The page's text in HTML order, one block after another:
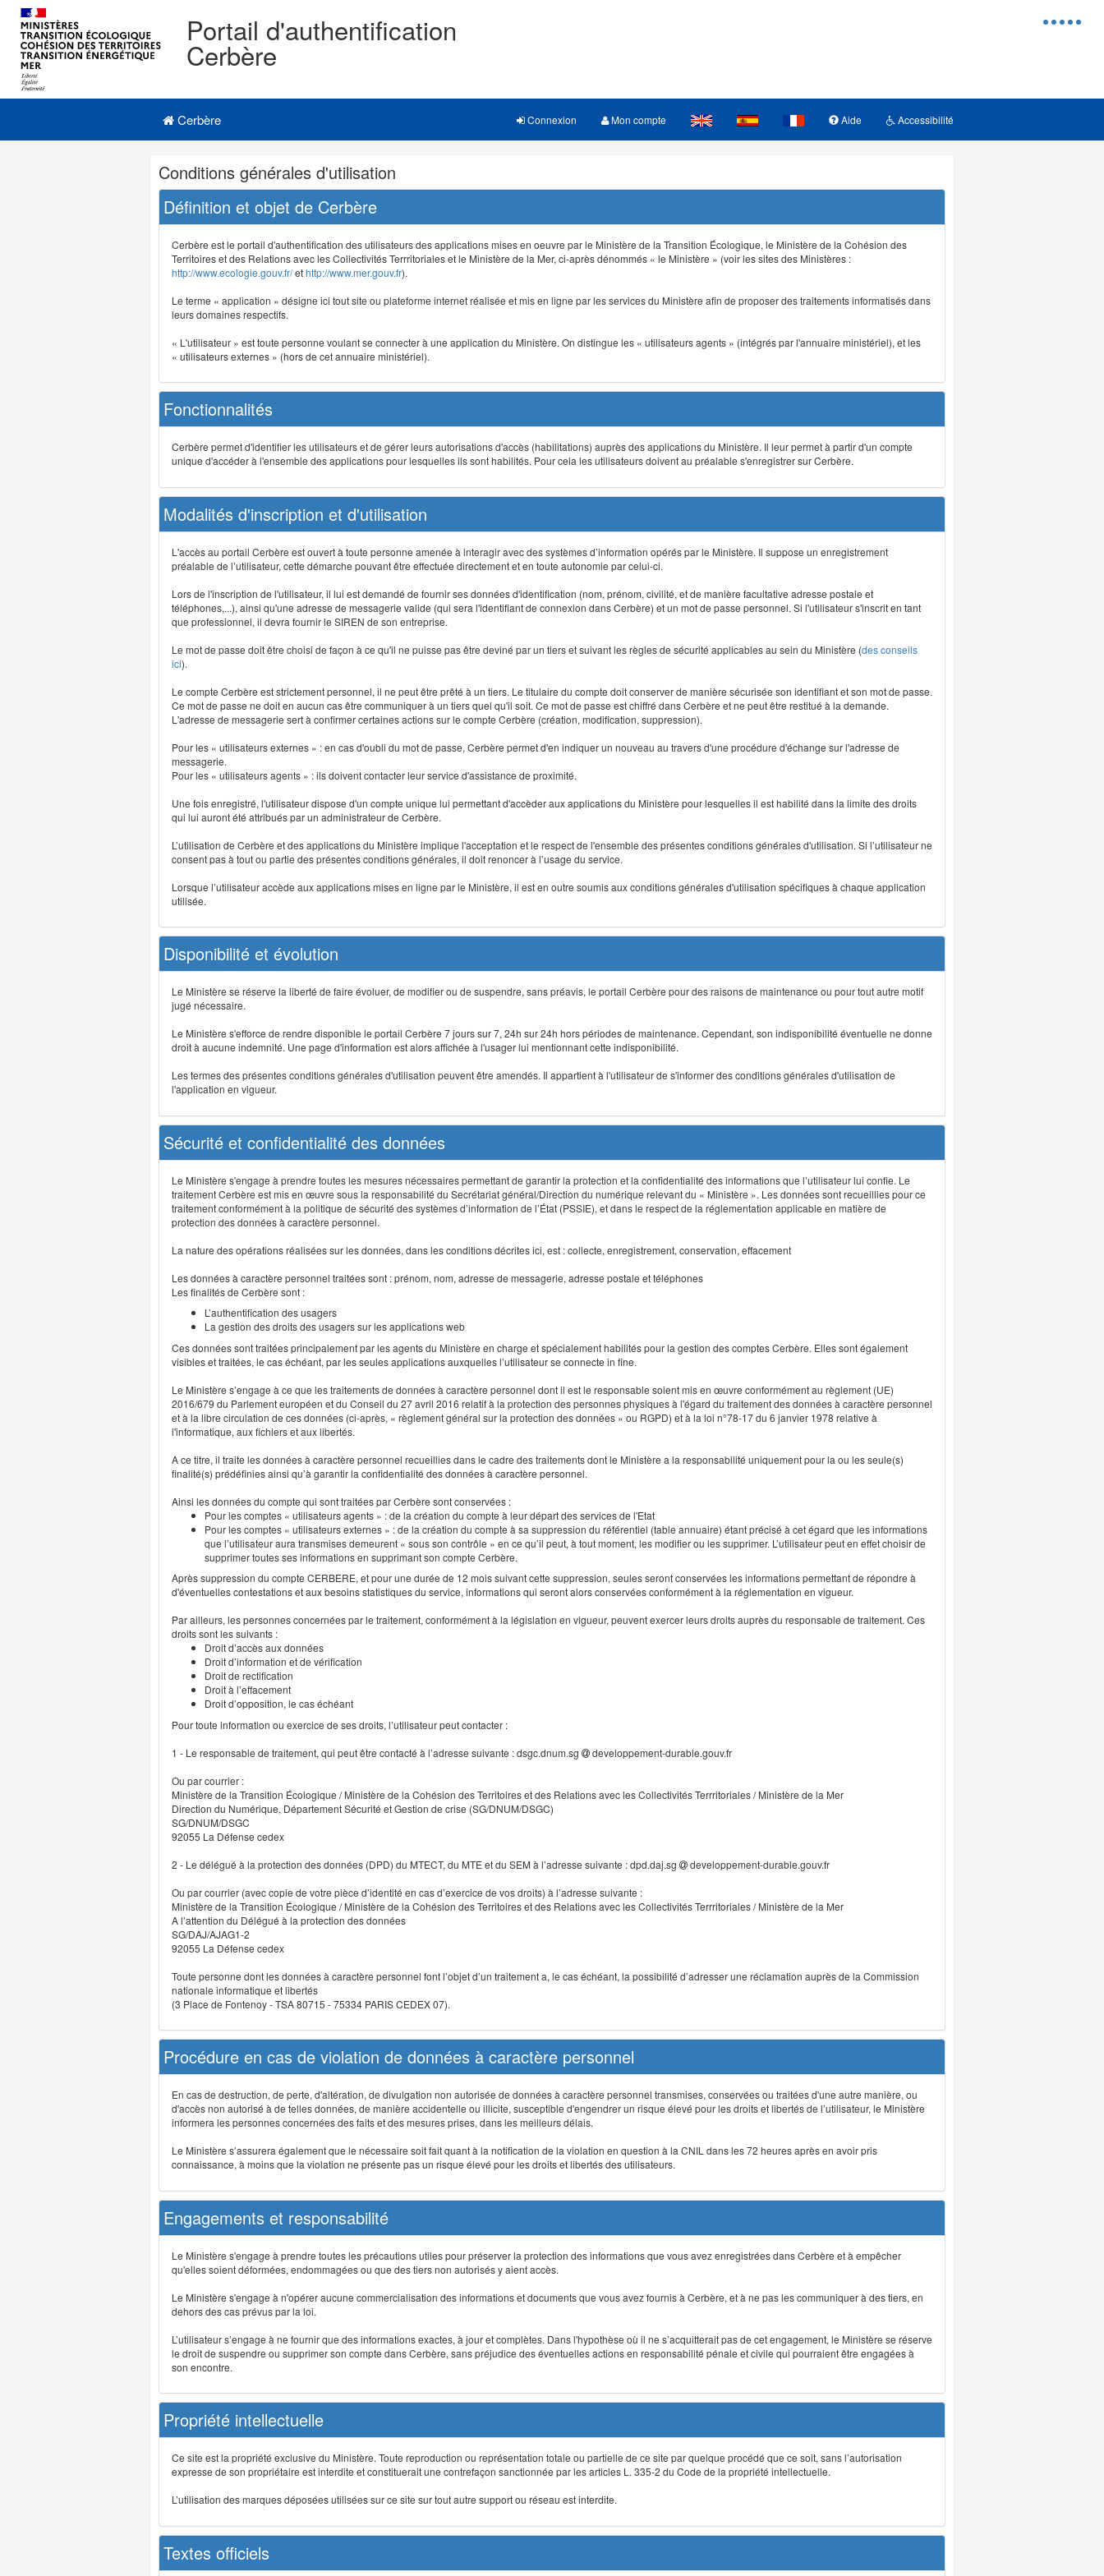
Menu
Portail d'authentification
Cerbère
Navigation
Menu principal
Cerbère Connexion Mon compte Aide Accessibilité
Navigation
et
outils
annexes
Conditions générales d'utilisation
Définition et objet de Cerbère
Cerbère est le portail d'authentification des utilisateurs des applications mises en oeuvre par le Ministère de la Transition Écologique, le Ministère de la Cohésion des
Territoires et des Relations avec les Collectivités Terrritoriales et le Ministère de la Mer, ci-après dénommés « le Ministère » (voir les sites des Ministères :
http://www.ecologie.gouv.fr/ethttp://www.mer.gouv.fr).
Le terme « application » désigne ici tout site ou plateforme internet réalisée et mis en ligne par les services du Ministère afin de proposer des traitements informatisés dans
leurs domaines respectifs.
« L'utilisateur » est toute personne voulant se connecter à une application du Ministère. On distingue les « utilisateurs agents » (intégrés par l'annuaire ministériel), et les
« utilisateurs externes » (hors de cet annuaire ministériel).
Fonctionnalités
Cerbère permet d'identifier les utilisateurs et de gérer leurs autorisations d'accès (habilitations) auprès des applications du Ministère. Il leur permet à partir d'un compte
unique d'accéder à l'ensemble des applications pour lesquelles ils sont habilités. Pour cela les utilisateurs doivent au préalable s'enregistrer sur Cerbère.
Modalités d'inscription et d'utilisation
L'accès au portail Cerbère est ouvert à toute personne amenée à interagir avec des systèmes d’information opérés par le Ministère. Il suppose un enregistrement
préalable de l’utilisateur, cette démarche pouvant être effectuée directement et en toute autonomie par celui-ci.
Lors de l'inscription de l'utilisateur, il lui est demandé de fournir ses données d'identification (nom, prénom, civilité, et de manière facultative adresse postale et
téléphones,...), ainsi qu'une adresse de messagerie valide (qui sera l'identifiant de connexion dans Cerbère) et un mot de passe personnel. Si l'utilisateur s'inscrit en tant
que professionnel, il devra fournir le SIREN de son entreprise.
Le mot de passe doit être choisi de façon à ce qu'il ne puisse pas être deviné par un tiers et suivant les règles de sécurité applicables au sein du Ministère (des conseils
ici).
Le compte Cerbère est strictement personnel, il ne peut être prêté à un tiers. Le titulaire du compte doit conserver de manière sécurisée son identifiant et son mot de passe.
Ce mot de passe ne doit en aucun cas être communiquer à un tiers quel qu'il soit. Ce mot de passe est chiffré dans Cerbère et ne peut être restitué à la demande.
L'adresse de messagerie sert à confirmer certaines actions sur le compte Cerbère (création, modification, suppression).
Pour les « utilisateurs externes » : en cas d'oubli du mot de passe, Cerbère permet d'en indiquer un nouveau au travers d'une procédure d'échange sur l'adresse de
messagerie.
Pour les « utilisateurs agents » : ils doivent contacter leur service d'assistance de proximité.
Une fois enregistré, l'utilisateur dispose d'un compte unique lui permettant d'accèder aux applications du Ministère pour lesquelles il est habilité dans la limite des droits
qui lui auront été attribués par un administrateur de Cerbère.
L’utilisation de Cerbère et des applications du Ministère implique l'acceptation et le respect de l'ensemble des présentes conditions générales d'utilisation. Si l’utilisateur ne
consent pas à tout ou partie des présentes conditions générales, il doit renoncer à l’usage du service.
Lorsque l’utilisateur accède aux applications mises en ligne par le Ministère, il est en outre soumis aux conditions générales d'utilisation spécifiques à chaque application
utilisée.
Disponibilité et évolution
Le Ministère se réserve la liberté de faire évoluer, de modifier ou de suspendre, sans préavis, le portail Cerbère pour des raisons de maintenance ou pour tout autre motif
jugé nécessaire.
Le Ministère s'efforce de rendre disponible le portail Cerbère 7 jours sur 7, 24h sur 24h hors périodes de maintenance. Cependant, son indisponibilité éventuelle ne donne
droit à aucune indemnité. Une page d'information est alors affichée à l'usager lui mentionnant cette indisponibilité.
Les termes des présentes conditions générales d'utilisation peuvent être amendés. Il appartient à l'utilisateur de s'informer des conditions générales d'utilisation de
l'application en vigueur.
Sécurité et confidentialité des données
Le Ministère s'engage à prendre toutes les mesures nécessaires permettant de garantir la protection et la confidentialité des informations que l’utilisateur lui confie. Le
traitement Cerbère est mis en œuvre sous la responsabilité du Secrétariat général/Direction du numérique relevant du « Ministère ». Les données sont recueillies pour ce
traitement conformément à la politique de sécurité des systèmes d’information de l’État (PSSIE), et dans le respect de la réglementation applicable en matière de
protection des données à caractère personnel.
La nature des opérations réalisées sur les données, dans les conditions décrites ici, est : collecte, enregistrement, conservation, effacement
Les données à caractère personnel traitées sont : prénom, nom, adresse de messagerie, adresse postale et téléphones
Les finalités de Cerbère sont :
L’authentification des usagers
La gestion des droits des usagers sur les applications web
Ces données sont traitées principalement par les agents du Ministère en charge et spécialement habilités pour la gestion des comptes Cerbère. Elles sont également
visibles et traitées, le cas échéant, par les seules applications auxquelles l’utilisateur se connecte in fine.
Le Ministère s’engage à ce que les traitements de données à caractère personnel dont il est le responsable soient mis en œuvre conformément au règlement (UE)
2016/679 du Parlement européen et du Conseil du 27 avril 2016 relatif à la protection des personnes physiques à l'égard du traitement des données à caractère personnel
et à la libre circulation de ces données (ci-après, « règlement général sur la protection des données » ou RGPD) et à la loi n°78-17 du 6 janvier 1978 relative à
l'informatique, aux fichiers et aux libertés.
A ce titre, il traite les données à caractère personnel recueillies dans le cadre des traitements dont le Ministère a la responsabilité uniquement pour la ou les seule(s)
finalité(s) prédéfinies ainsi qu’à garantir la confidentialité des données à caractère personnel.
Ainsi les données du compte qui sont traitées par Cerbère sont conservées :
Pour les comptes « utilisateurs agents » : de la création du compte à leur départ des services de l'Etat
Pour les comptes « utilisateurs externes » : de la création du compte à sa suppression du référentiel (table annuaire) étant précisé à cet égard que les informations
que l’utilisateur aura transmises demeurent « sous son contrôle » en ce qu’il peut, à tout moment, les modifier ou les supprimer. L’utilisateur peut en effet choisir de
supprimer toutes ses informations en supprimant son compte Cerbère.
Après suppression du compte CERBERE, et pour une durée de 12 mois suivant cette suppression, seules seront conservées les informations permettant de répondre à
d'éventuelles contestations et aux besoins statistiques du service, informations qui seront alors conservées conformément à la réglementation en vigueur.
Par ailleurs, les personnes concernées par le traitement, conformément à la législation en vigueur, peuvent exercer leurs droits auprès du responsable de traitement. Ces
droits sont les suivants :
Droit d’accès aux données
Droit d’information et de vérification
Droit de rectification
Droit à l’effacement
Droit d’opposition, le cas échéant
Pour toute information ou exercice de ses droits, l’utilisateur peut contacter :
1 - Le responsable de traitement, qui peut être contacté à l’adresse suivante : dsgc.dnum.sg
developpement-durable.gouv.fr
Ou par courrier :
Ministère de la Transition Écologique / Ministère de la Cohésion des Territoires et des Relations avec les Collectivités Terrritoriales / Ministère de la Mer
Direction du Numérique, Département Sécurité et Gestion de crise (SG/DNUM/DSGC)
SG/DNUM/DSGC
92055 La Défense cedex
2 - Le délégué à la protection des données (DPD) du MTECT, du MTE et du SEM à l’adresse suivante : dpd.daj.sg
developpement-durable.gouv.fr
Ou par courrier (avec copie de votre pièce d’identité en cas d’exercice de vos droits) à l’adresse suivante :
Ministère de la Transition Écologique / Ministère de la Cohésion des Territoires et des Relations avec les Collectivités Terrritoriales / Ministère de la Mer
A l’attention du Délégué à la protection des données
SG/DAJ/AJAG1-2
92055 La Défense cedex
Toute personne dont les données à caractère personnel font l’objet d’un traitement a, le cas échéant, la possibilité d’adresser une réclamation auprès de la Commission
nationale informatique et libertés
(3 Place de Fontenoy - TSA 80715 - 75334 PARIS CEDEX 07).
Procédure en cas de violation de données à caractère personnel
En cas de destruction, de perte, d'altération, de divulgation non autorisée de données à caractère personnel transmises, conservées ou traitées d'une autre manière, ou
d'accès non autorisé à de telles données, de manière accidentelle ou illicite, susceptible d'engendrer un risque élevé pour les droits et libertés de l’utilisateur, le Ministère
informera les personnes concernées des faits et des mesures prises, dans les meilleurs délais.
Le Ministère s’assurera également que le nécessaire soit fait quant à la notification de la violation en question à la CNIL dans les 72 heures après en avoir pris
connaissance, à moins que la violation ne présente pas un risque élevé pour les droits et libertés des utilisateurs.
Engagements et responsabilité
Le Ministère s'engage à prendre toutes les précautions utiles pour préserver la protection des informations que vous avez enregistrées dans Cerbère et à empêcher
qu'elles soient déformées, endommagées ou que des tiers non autorisés y aient accès.
Le Ministère s'engage à n'opérer aucune commercialisation des informations et documents que vous avez fournis à Cerbère, et à ne pas les communiquer à des tiers, en
dehors des cas prévus par la loi.
L’utilisateur s’engage à ne fournir que des informations exactes, à jour et complètes. Dans l'hypothèse où il ne s’acquitterait pas de cet engagement, le Ministère se réserve
le droit de suspendre ou supprimer son compte dans Cerbère, sans préjudice des éventuelles actions en responsabilité pénale et civile qui pourraient être engagées à
son encontre.
Propriété intellectuelle
Ce site est la propriété exclusive du Ministère. Toute reproduction ou représentation totale ou partielle de ce site par quelque procédé que ce soit, sans l’autorisation
expresse de son propriétaire est interdite et constituerait une contrefaçon sanctionnée par les articles L. 335-2 du Code de la propriété intellectuelle.
L’utilisation des marques déposées utilisées sur ce site sur tout autre support ou réseau est interdite.
Textes officiels